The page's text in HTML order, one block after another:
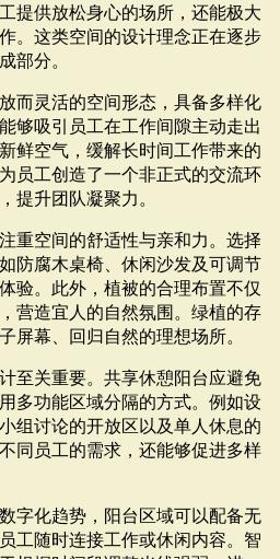
提供放松身心的场所，还能极大
。这类空间的设计理念正在逐步
部分。
而灵活的空间形态，具备多样化
够吸引员工在工作间隙主动走出
鲜空气，缓解长时间工作带来的
员工创造了一个非正式的交流环
提升团队凝聚力。
重空间的舒适性与亲和力。选择
防腐木桌椅、休闲沙发及可调节
验。此外，植被的合理布置不仅
营造宜人的自然氛围。绿植的存
屏幕、回归自然的理想场所。
至关重要。共享休憩阳台应避免
多功能区域分隔的方式。例如设
组讨论的开放区以及单人休息的
同员工的需求，还能够促进多样
字化趋势，阳台区域可以配备无
工随时连接工作或休闲内容。智